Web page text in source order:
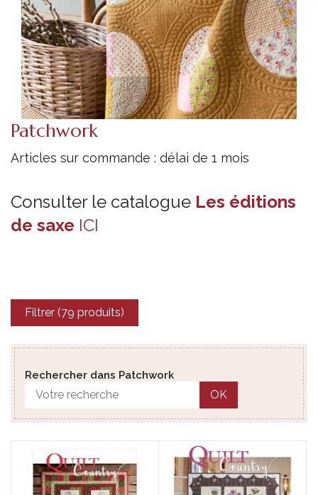
Patchwork
Articles sur commande : délai de 1 mois
Consulter le catalogue Les éditions
de saxe ICI
Filtrer (79 produits)
Rechercher dans Patchwork
OK